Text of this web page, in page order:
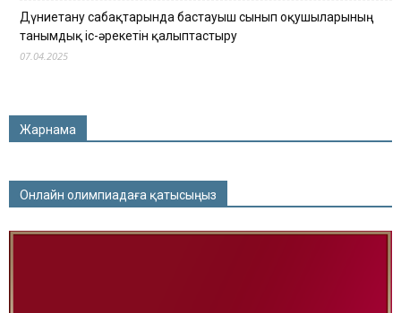
Дүниетану сабақтарында бастауыш сынып оқушыларының
танымдық іс-әрекетін қалыптастыру
07.04.2025
Жарнама
Онлайн олимпиадаға қатысыңыз